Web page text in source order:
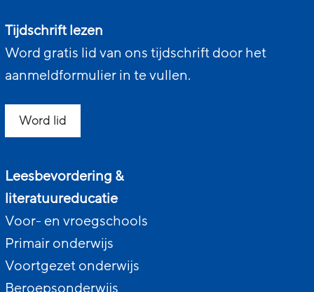
Tijdschrift lezen
Word gratis lid van ons tijdschrift door het
aanmeldformulier in te vullen.
Word lid
Leesbevordering &
literatuureducatie
Voor- en vroegschools
Primair onderwijs
Voortgezet onderwijs